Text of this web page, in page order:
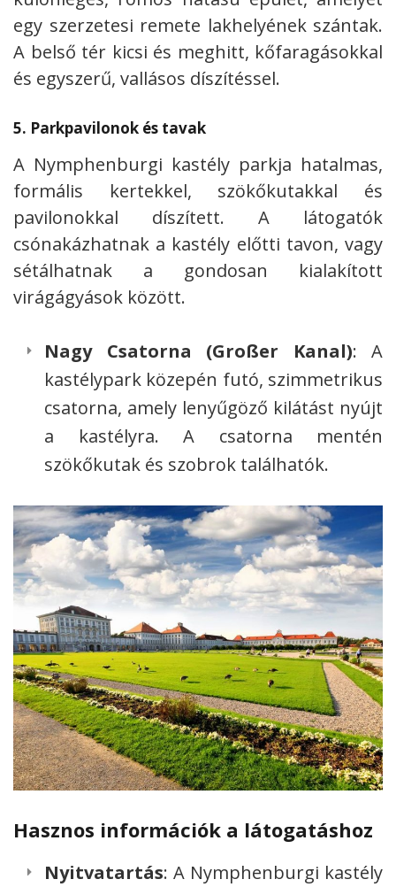
egy szerzetesi remete lakhelyének szántak.
A belső tér kicsi és meghitt, kőfaragásokkal
és egyszerű, vallásos díszítéssel.
5. Parkpavilonok és tavak
A Nymphenburgi kastély parkja hatalmas,
formális kertekkel, szökőkutakkal és
pavilonokkal díszített. A látogatók
csónakázhatnak a kastély előtti tavon, vagy
sétálhatnak a gondosan kialakított
virágágyások között.
Nagy Csatorna (Großer Kanal): A
kastélypark közepén futó, szimmetrikus
csatorna, amely lenyűgöző kilátást nyújt
a kastélyra. A csatorna mentén
szökőkutak és szobrok találhatók.
Hasznos információk a látogatáshoz
Nyitvatartás: A Nymphenburgi kastély